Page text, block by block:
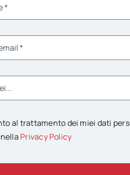
al trattamento dei miei dati
Privacy Policy